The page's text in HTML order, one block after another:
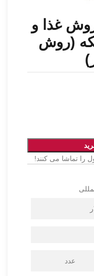
غذا و
(روش
را تماشا می کنند!
عدد